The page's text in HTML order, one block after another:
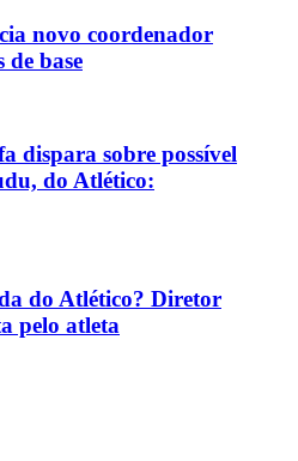
novo coordenador
de base
dispara sobre possível
do Atlético:
do Atlético? Diretor
pelo atleta